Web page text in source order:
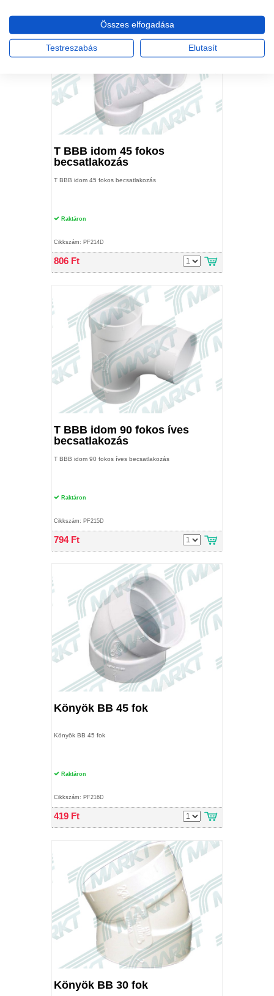
T BBB idom 45 fokos
becsatlakozás
T BBB idom 45 fokos becsatlakozás
Raktáron
Cikkszám: PF214D
806 Ft
T BBB idom 90 fokos íves
becsatlakozás
T BBB idom 90 fokos íves becsatlakozás
Raktáron
Cikkszám: PF215D
794 Ft
Könyök BB 45 fok
Könyök BB 45 fok
Raktáron
Cikkszám: PF216D
419 Ft
Könyök BB 30 fok
Összes elfogadása
Testreszabás Elutasít